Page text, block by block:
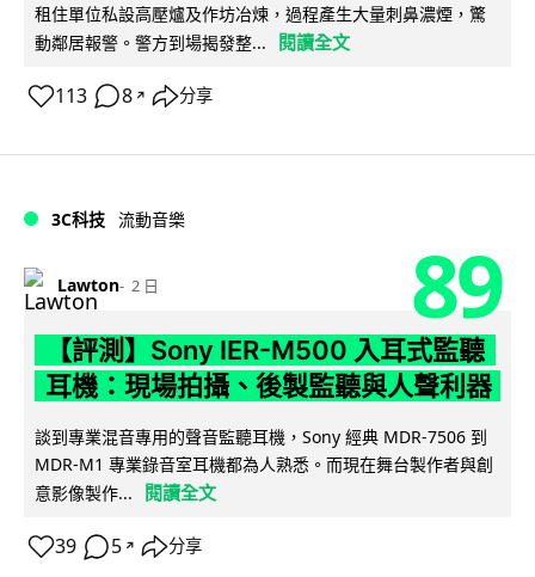
租住單位私設高壓爐及作坊冶煉，過程產生大量刺鼻濃煙，驚
動鄰居報警。警方到場揭發整...
閱讀全文
113 8 ↗ 分享
3C科技 流動音樂
Lawton 2 日 89
【評測】Sony IER-M500 入耳式監聽
耳機：現場拍攝、後製監聽與人聲利器
談到專業混音專用的聲音監聽耳機，Sony 經典 MDR-7506 到
MDR-M1 專業錄音室耳機都為人熟悉。而現在舞台製作者與創
意影像製作...
閱讀全文
39 5 ↗ 分享